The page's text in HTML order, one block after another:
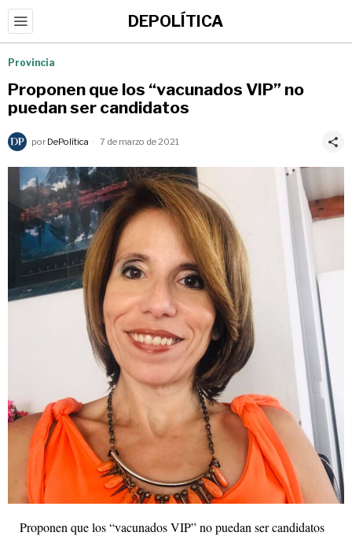
DEPOLÍTICA
Provincia
Proponen que los “vacunados VIP” no
puedan ser candidatos
por DePolítica 7 de marzo de 2021
Proponen que los “vacunados VIP” no puedan ser candidatos